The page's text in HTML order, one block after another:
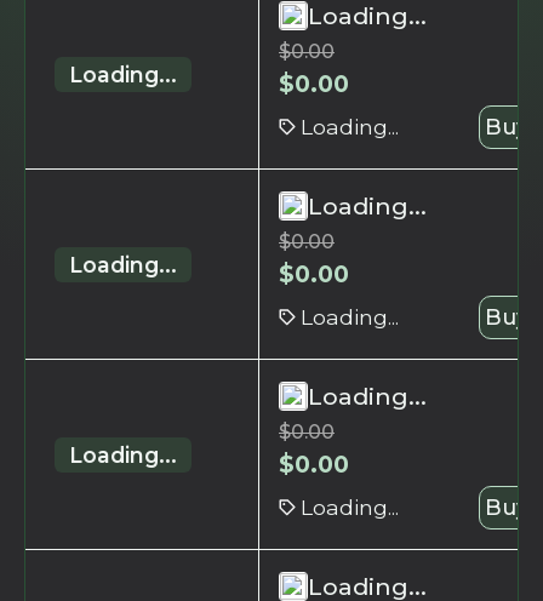
Loading...
Loading...
$0.00
$0.00
Loading... Buy
Loading...
Loading...
$0.00
$0.00
Loading... Buy
Loading...
Loading...
$0.00
$0.00
Loading... Buy
Loading...